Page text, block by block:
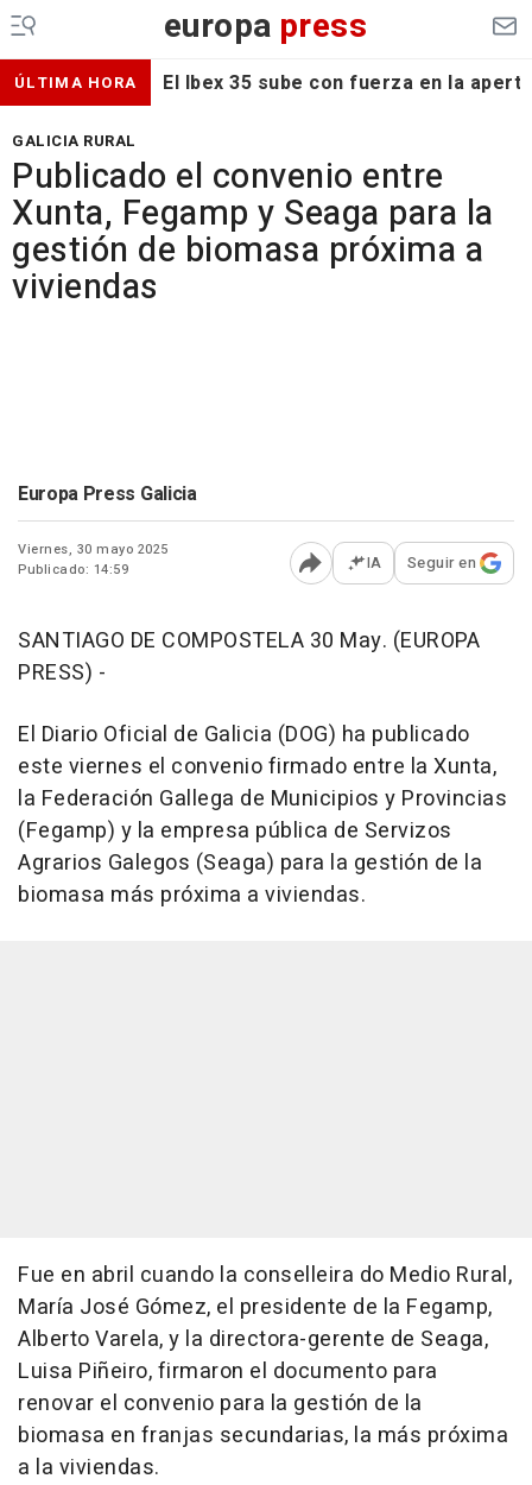
europa press
ÚLTIMA HORA El Ibex 35 sube con fuerza en la
GALICIA RURAL
Publicado el convenio entre
Xunta, Fegamp y Seaga para la
gestión de biomasa próxima a
viviendas
Europa Press Galicia
Viernes, 30 mayo 2025
Publicado: 14:59
Abrir opciones para
IA Seguir en
SANTIAGO DE COMPOSTELA 30 May. (EUROPA
PRESS) -
El Diario Oficial de Galicia (DOG) ha publicado
este viernes el convenio firmado entre la Xunta,
la Federación Gallega de Municipios y Provincias
(Fegamp) y la empresa pública de Servizos
Agrarios Galegos (Seaga) para la gestión de la
biomasa más próxima a viviendas.
Fue en abril cuando la conselleira do Medio Rural,
María José Gómez, el presidente de la Fegamp,
Alberto Varela, y la directora-gerente de Seaga,
Luisa Piñeiro, firmaron el documento para
renovar el convenio para la gestión de la
biomasa en franjas secundarias, la más próxima
a la viviendas.